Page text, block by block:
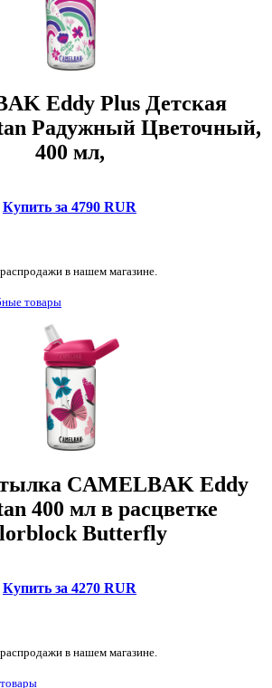
Eddy Plus Детская
Радужный Цветочный,
400 мл,
Купить за 4790 RUR
в нашем магазине.
товары
CAMELBAK Eddy
400 мл в расцветке
Butterfly
Купить за 4270 RUR
в нашем магазине.